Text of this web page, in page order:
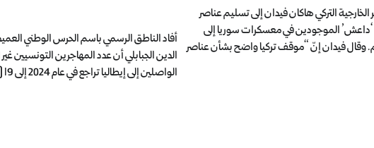
الخارجية التركي هاكان فيدان إلى تسليم عناصر
الموجودين في معسكرات سوريا إلى
وقال فيدان إنّ “موقف تركيا واضح بشأن عناصر
أفاد الناطق الرسمي باسم الحرس الوطني
الدين الجبابلي أن عدد المهاجرين التونسيين
الواصلين إلى إيطاليا تراجع في عام 2024 إلى 19 […]